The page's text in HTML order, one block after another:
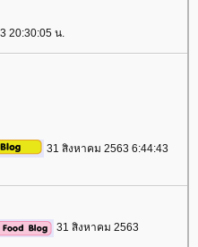
20:30:05 น.
31 สิงหาคม 2563 6:44:43
31 สิงหาคม 2563